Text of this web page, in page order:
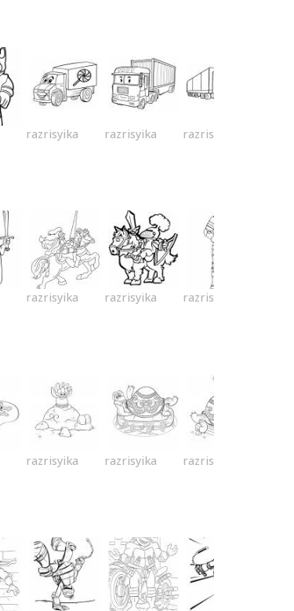
razrisyika razrisyika razrisyika
razrisyika razrisyika razrisyika
razrisyika razrisyika razrisyika